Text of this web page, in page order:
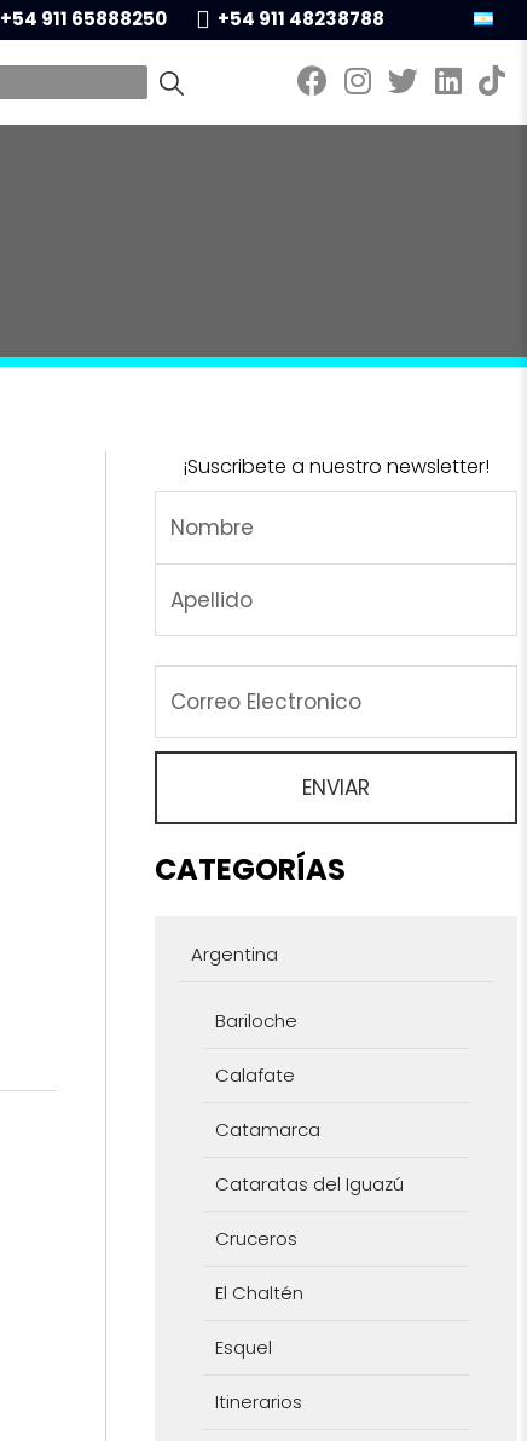
+54 911 65888250 +54 911 48238788
¡Suscribete a nuestro newsletter!
CATEGORÍAS
Argentina
Bariloche
Calafate
Catamarca
Cataratas del Iguazú
Cruceros
El Chaltén
Esquel
Itinerarios